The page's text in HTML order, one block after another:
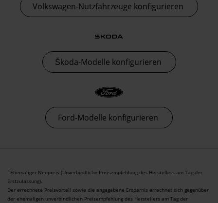
Volkswagen-Nutzfahrzeuge konfigurieren
Škoda-Modelle konfigurieren
Ford-Modelle konfigurieren
1 Ehemaliger Neupreis (Unverbindliche Preisempfehlung des Herstellers am Tag der
Erstzulassung).
Der errechnete Preisvorteil sowie die angegebene Ersparnis errechnet sich gegenüber
der ehemaligen unverbindlichen Preisempfehlung des Herstellers am Tag der